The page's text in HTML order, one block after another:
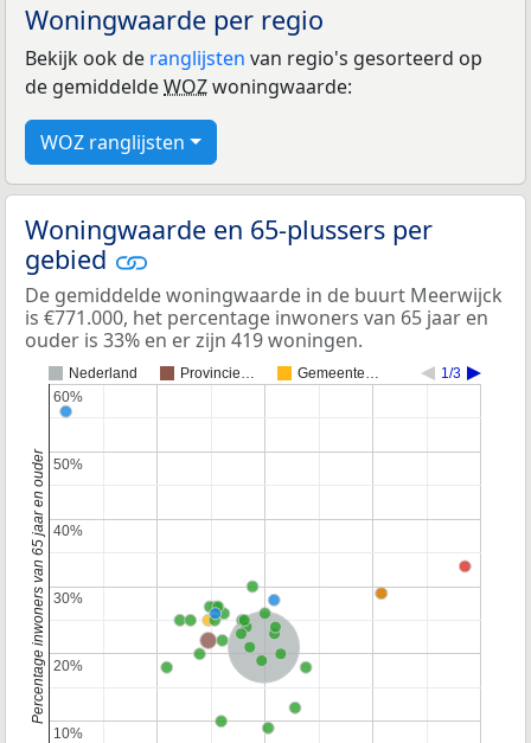
Woningwaarde per regio
Bekijk ook de ranglijsten van regio's gesorteerd op
de gemiddeldeWOZwoningwaarde:
WOZ ranglijsten
Woningwaarde en 65-plussers per
gebied
De gemiddelde woningwaarde in de buurt Meerwijck
is €771.000, het percentage inwoners van 65 jaar en
ouder is 33% en er zijn 419 woningen.
Nederland Provincie… Gemeente… 1/3
Nederland
10%
10%
20%
20%
30%
30%
40%
40%
50%
50%
60%
60%
Percentage inwoners van 65 jaar en ouder